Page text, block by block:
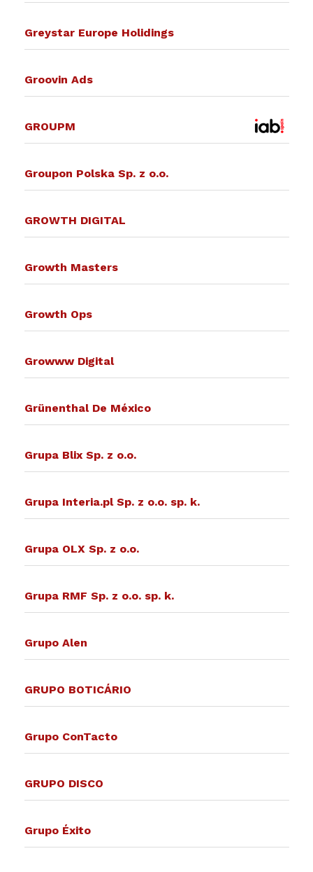
Greystar Europe Holidings
Groovin Ads
GROUPM
Groupon Polska Sp. z o.o.
GROWTH DIGITAL
Growth Masters
Growth Ops
Growww Digital
Grünenthal De México
Grupa Blix Sp. z o.o.
Grupa Interia.pl Sp. z o.o. sp. k.
Grupa OLX Sp. z o.o.
Grupa RMF Sp. z o.o. sp. k.
Grupo Alen
GRUPO BOTICÁRIO
Grupo ConTacto
GRUPO DISCO
Grupo Éxito